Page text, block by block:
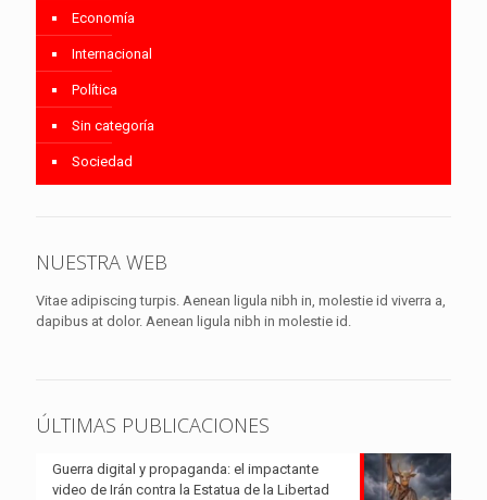
Economía
Internacional
Política
Sin categoría
Sociedad
NUESTRA WEB
Vitae adipiscing turpis. Aenean ligula nibh in, molestie id viverra a,
dapibus at dolor. Aenean ligula nibh in molestie id.
ÚLTIMAS PUBLICACIONES
Guerra digital y propaganda: el impactante
video de Irán contra la Estatua de la Libertad